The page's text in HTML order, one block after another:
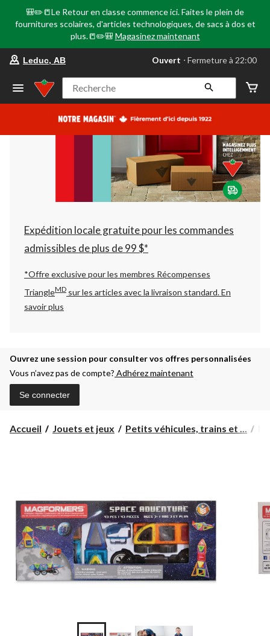
🎒✏️📒Le Retour en classe commence ici. Faites le plein de
fournitures scolaires, d'articles technologiques, de sacs à dos et
plus.📒✏️🎒 Magasinez maintenant
votre
préféré
Leduc,
AB,
courament
Fermeture
à
22:00
cliquer
pour
changer
Leduc, AB Ouvert ⋅ Fermeture à 22:00
Recherche
Expédition locale gratuite pour les commandes
admissibles de plus de 99 $*
*Offre exclusive pour les membres Récompenses
TriangleMD sur les articles avec la livraison standard.En
savoir plus
Ouvrez une session pour consulter vos offres personnalisées
Vous n’avez pas de compte? Adhérez maintenant
Se connecter
Accueil Jouets et jeux Petits véhicules, trains et ...
et